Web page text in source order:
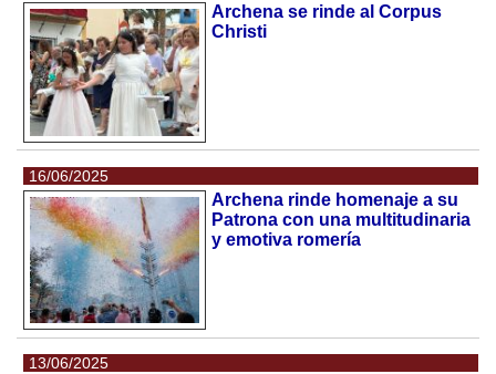
Archena se rinde al Corpus
Christi
16/06/2025
Archena rinde homenaje a su
Patrona con una multitudinaria
y emotiva romería
13/06/2025